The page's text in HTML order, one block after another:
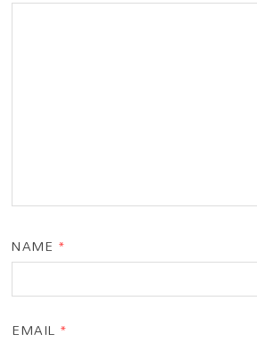
NAME *
EMAIL *